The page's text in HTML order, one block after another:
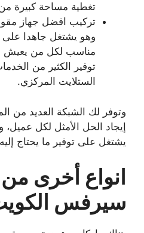
تغطية مساحة كبيرة
تركيب افضل جهاز
وهو يشتغل جاهدا على
مناسب لكل من يعيش
توفير الكثير من
الستلايت المركزي.
وتوفر لك الشبكة العديد من
إيجاد الحل الأمثل لكل
يشتغل على توفير ما يحتاج
انواع أخرى
سيرفس